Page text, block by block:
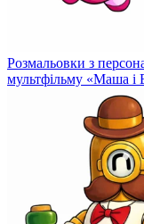
Розмальовки з
мультфільму «Маша і